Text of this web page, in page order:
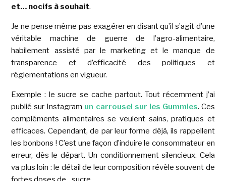
et… nocifs à souhait.
Je ne pense même pas exagérer en disant qu’il s’agit d’une
véritable machine de guerre de l’agro-alimentaire,
habilement assisté par le marketing et le manque de
transparence et d’efficacité des politiques et
réglementations en vigueur.
Exemple : le sucre se cache partout. Tout récemment j’ai
publié sur Instagram un carrousel sur les Gummies. Ces
compléments alimentaires se veulent sains, pratiques et
efficaces. Cependant, de par leur forme déjà, ils rappellent
les bonbons ! C’est une façon d’induire le consommateur en
erreur, dès le départ. Un conditionnement silencieux. Cela
va plus loin : le détail de leur composition révèle souvent de